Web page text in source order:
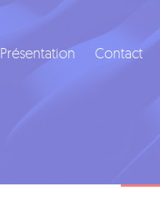
Présentation Contact